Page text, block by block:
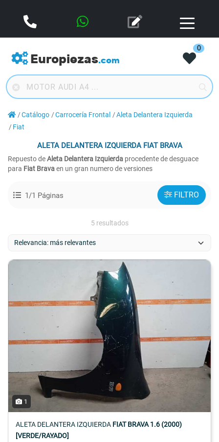
Europiezas.com
0
Catálogo Carrocería Frontal
Aleta Delantera Izquierda
Fiat
ALETA DELANTERA IZQUIERDAFIAT BRAVA
Repuesto deAleta Delantera Izquierda procedente de desguace
para Fiat Bravaen un gran numero de versiones
1/1 Páginas FILTRO
5 resultados
1
ALETA DELANTERA IZQUIERDA FIAT BRAVA 1.6 (2000)
[VERDE/RAYADO]